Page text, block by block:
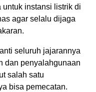
untuk instansi listrik di
agar selalu dijaga
seluruh jajarannya
dan penyalahgunaan
salah satu
bisa pemecatan.